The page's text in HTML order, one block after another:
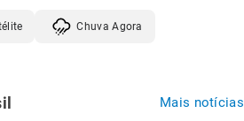
Chuva Agora
Mais notícias